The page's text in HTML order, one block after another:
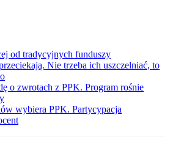
od tradycyjnych funduszy
Nie trzeba ich uszczelniać, to
o zwrotach z PPK. Program rośnie
wybiera PPK. Partycypacja